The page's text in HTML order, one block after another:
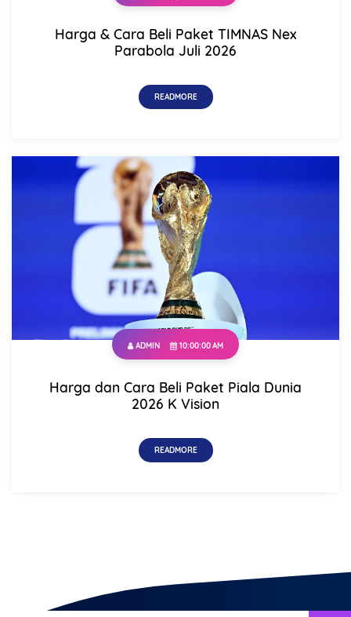
Harga & Cara Beli Paket TIMNAS Nex
Parabola Juli 2026
READMORE
ADMIN 10:00:00 AM
Harga dan Cara Beli Paket Piala Dunia
2026 K Vision
READMORE